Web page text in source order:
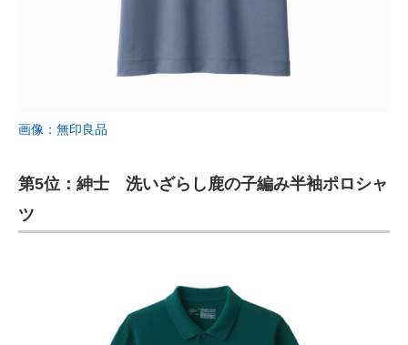
画像：無印良品
第5位：紳士 洗いざらし鹿の子編み半袖ポロシャ
ツ